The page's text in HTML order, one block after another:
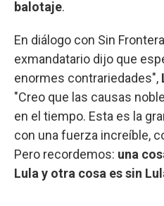
balotaje.
En diálogo con Sin
exmandatario dijo que
enormes contrariedades",
"Creo que las causas
en el tiempo. Esta es la
con una fuerza increíble,
Pero recordemos: una
Lula y otra cosa es sin